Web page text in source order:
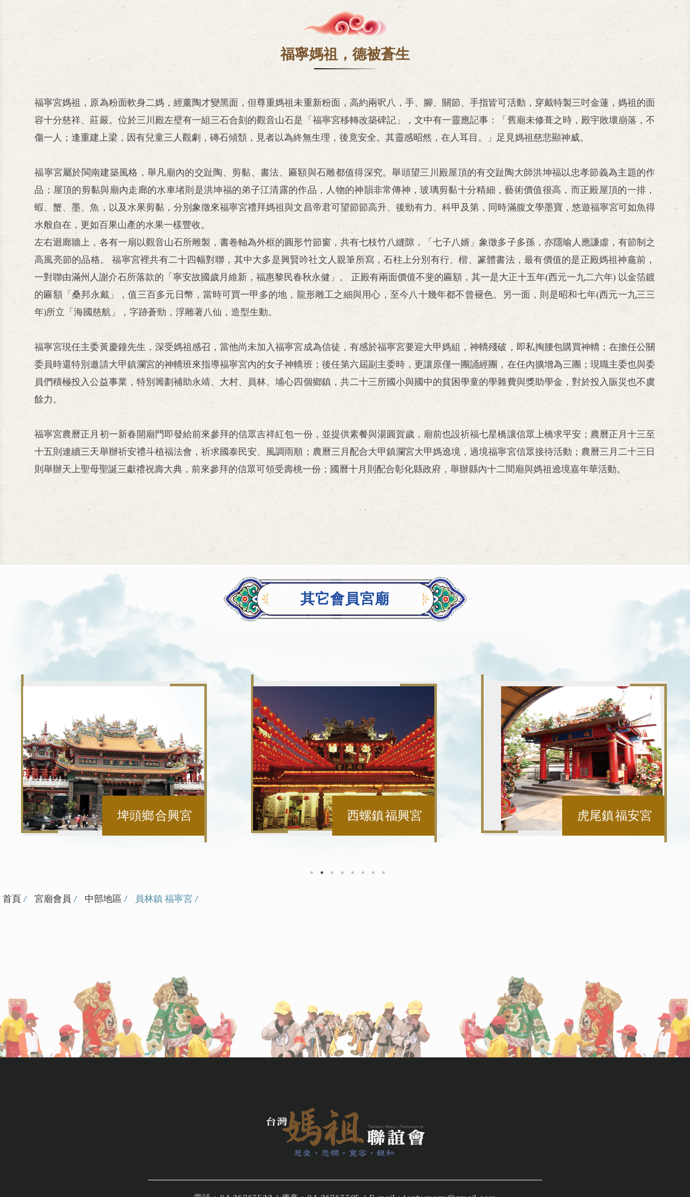
福寧媽祖，德被蒼生
福寧宮媽祖，原為粉面軟身二媽，經薰陶才變黑面，但尊重媽祖未重新粉面，高約兩呎八，手、腳、關節、手指皆可活動，穿戴特製三吋金蓮，媽祖的面
容十分慈祥、莊嚴。位於三川殿左壁有一組三石合刻的觀音山石是「福寧宮移轉改築碑記」，文中有一靈應記事：「舊廟未修葺之時，殿宇敗壞崩落，不
傷一人；逢重建上梁，因有兒童三人觀劇，磚石傾頹，見者以為終無生理，後竟安全。其靈感昭然，在人耳目。」足見媽祖慈悲顯神威。
福寧宮屬於閩南建築風格，舉凡廟內的交趾陶、剪黏、書法、匾額與石雕都值得深究。舉頭望三川殿屋頂的有交趾陶大師洪坤福以忠孝節義為主題的作
品；屋頂的剪黏與廟內走廊的水車堵則是洪坤福的弟子江清露的作品，人物的神韻非常傳神，玻璃剪黏十分精細，藝術價值很高，而正殿屋頂的一排，
蝦、蟹、墨、魚，以及水果剪黏，分別象徵來福寧宮禮拜媽祖與文昌帝君可望節節高升、後勁有力、科甲及第，同時滿腹文學墨寶，悠遊福寧宮可如魚得
水般自在，更如百果山產的水果一樣豐收。
左右迴廊牆上，各有一扇以觀音山石所雕製，書卷軸為外框的圓形竹節窗，共有七枝竹八縫隙，「七子八婿」象徵多子多孫，亦隱喻人應謙虛，有節制之
高風亮節的品格。 福寧宮裡共有二十四幅對聯，其中大多是興賢吟社文人親筆所寫，石柱上分別有行、楷、篆體書法，最有價值的是正殿媽祖神龕前，
一對聯由滿州人謝介石所落款的「寧安故國歲月維新，福惠黎民春秋永健」。 正殿有兩面價值不斐的匾額，其一是大正十五年(西元一九二六年) 以金箔鍍
的匾額「桑邦永戴」，值三百多元日幣，當時可買一甲多的地，龍形雕工之細與用心，至今八十幾年都不曾褪色。另一面，則是昭和七年(西元一九三三
年)所立「海國慈航」，字跡蒼勁，浮雕著八仙，造型生動。
福寧宮現任主委黃慶鐘先生，深受媽祖感召，當他尚未加入福寧宮成為信徒，有感於福寧宮要迎大甲媽組，神轎殘破，即私掏腰包購買神轎；在擔任公關
委員時還特別邀請大甲鎮瀾宮的神轎班來指導福寧宮內的女子神轎班；後任第六屆副主委時，更讓原僅一團誦經團，在任內擴增為三團；現職主委也與委
員們積極投入公益事業，特別籌劃補助永靖、大村、員林、埔心四個鄉鎮，共二十三所國小與國中的貧困學童的學雜費與獎助學金，對於投入賑災也不虞
餘力。
福寧宮農曆正月初一新春開廟門即發給前來參拜的信眾吉祥紅包一份，並提供素餐與湯圓賀歲，廟前也設祈福七星橋讓信眾上橋求平安；農曆正月十三至
十五則連續三天舉辦祈安禮斗植福法會，祈求國泰民安、風調雨順；農曆三月配合大甲鎮瀾宮大甲媽遶境，過境福寧宮信眾接待活動；農曆三月二十三日
則舉辦天上聖母聖誕三獻禮祝壽大典，前來參拜的信眾可領受壽桃一份；國曆十月則配合彰化縣政府，舉辦縣內十二間廟與媽祖遶境嘉年華活動。
其它會員宮廟
西螺鎮 福興宮 虎尾鎮 福安宮 和美鎮 糖聖宮
首頁 宮廟會員 中部地區 員林鎮 福寧宮